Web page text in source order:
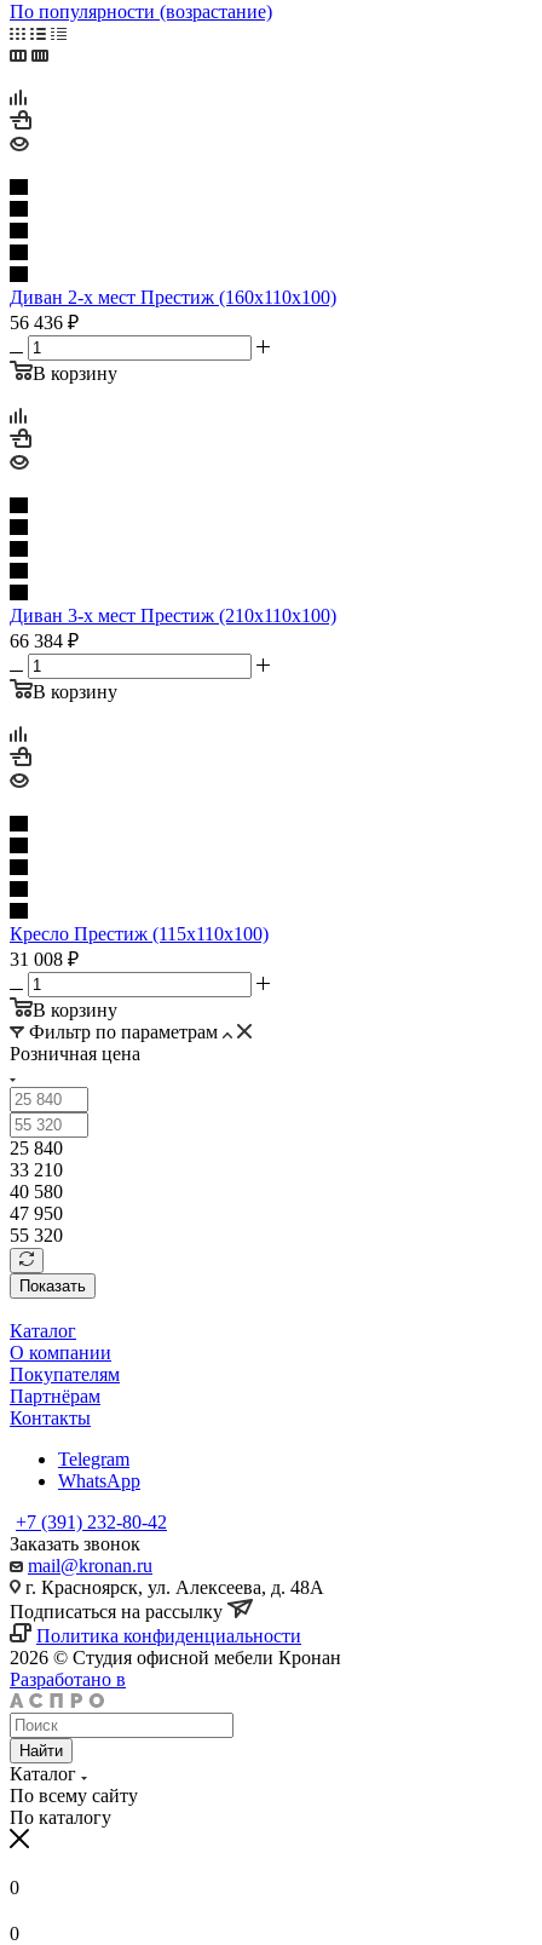
По популярности (возрастание)
Диван 2-х мест Престиж (160х110х100)
56 436 ₽
В корзину
Диван 3-х мест Престиж (210х110х100)
66 384 ₽
В корзину
Кресло Престиж (115х110х100)
31 008 ₽
В корзину
Фильтр по параметрам
Розничная цена
25 840
33 210
40 580
47 950
55 320
Показать
Каталог
О компании
Покупателям
Партнёрам
Контакты
Telegram
WhatsApp
+7 (391) 232-80-42
Заказать звонок
mail@kronan.ru
г. Красноярск, ул. Алексеева, д. 48А
Подписаться на рассылку
Политика конфиденциальности
2026 © Студия офисной мебели Кронан
Разработано в
Найти
Каталог
По всему сайту
По каталогу
0
0